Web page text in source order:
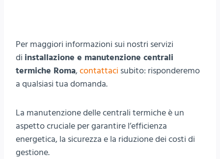
Per maggiori informazioni sui nostri servizi
di installazione e manutenzione centrali
termiche Roma,contattaci subito: risponderemo
a qualsiasi tua domanda.
La manutenzione delle centrali termiche è un
aspetto cruciale per garantire l’efficienza
energetica, la sicurezza e la riduzione dei costi di
gestione.